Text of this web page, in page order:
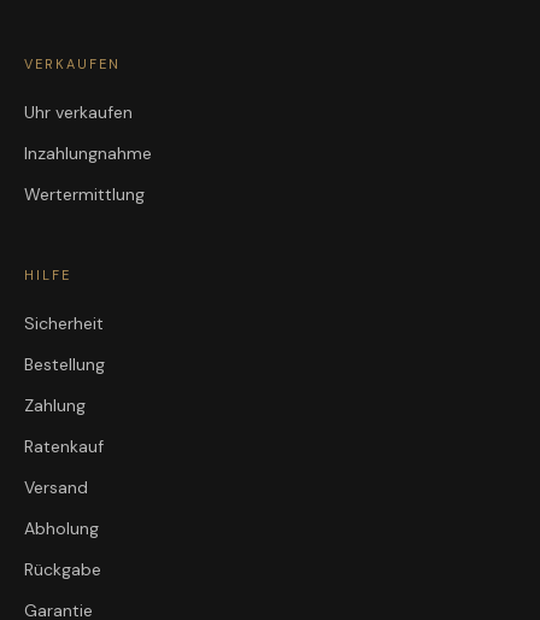
VERKAUFEN
Uhr verkaufen
Inzahlungnahme
Wertermittlung
HILFE
Sicherheit
Bestellung
Zahlung
Ratenkauf
Versand
Abholung
Rückgabe
Garantie